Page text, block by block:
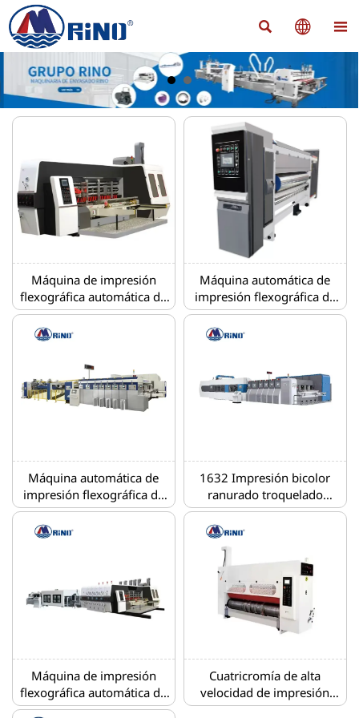
  
Máquina de impresión
flexográfica automática de
cuatro colores con línea de
unión de troqueladora y
Máquina automática de
impresión flexográfica de
cuatro colores con
ranuradora y plegadora
Máquina automática de
impresión flexográfica de
cuatro colores por
transferencia de adsorción
ranuradora y plegadora
encoladora
1632 Impresión bicolor
ranurado troquelado
plegado encolado línea de
Máquina de impresión
flexográfica automática de
cuatro colores con línea de
Cuatricromía de alta
velocidad de impresión
troquelado caja de